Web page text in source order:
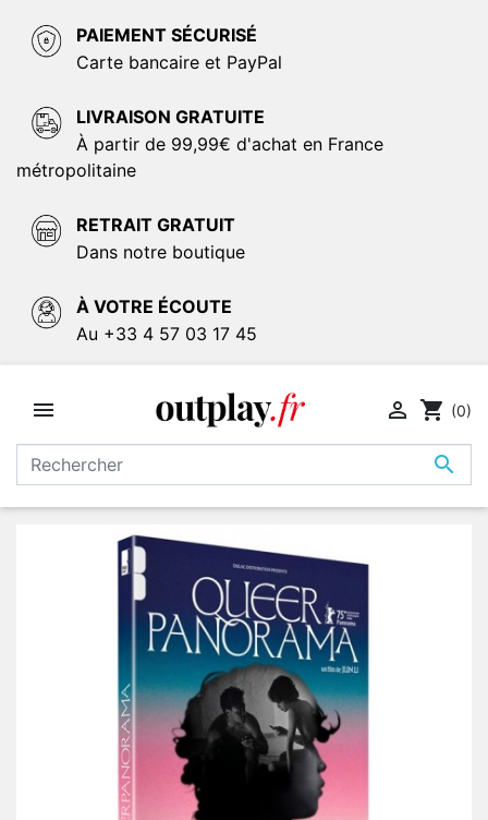
PAIEMENT SÉCURISÉ
Carte bancaire et PayPal
LIVRAISON GRATUITE
À partir de 99,99€ d'achat en France
métropolitaine
RETRAIT GRATUIT
Dans notre boutique
À VOTRE ÉCOUTE
Au +33 4 57 03 17 45


 shopping_cart (0)